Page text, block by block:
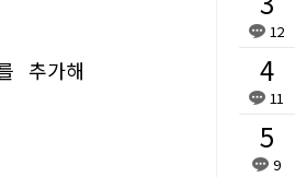
추가해
12
11
9